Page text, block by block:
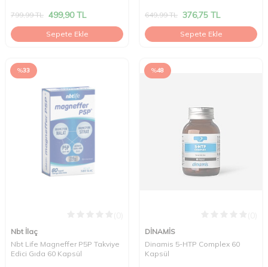
799,99TL 499,90TL
Sepete Ekle
649,99TL 376,75 TL
Sepete Ekle
%33
Nbt İlaç
Nbt Life Magneffer P5P Takviye
Edici Gıda 60 Kapsül
%48
DİNAMİS
Dinamis 5-HTP Complex 60
Kapsül